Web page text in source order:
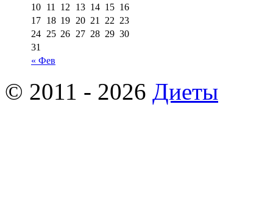
« Фев
10 11 12 13 14 15 16
17 18 19 20 21 22 23
24 25 26 27 28 29 30
31
© 2011 - 2026 Диеты